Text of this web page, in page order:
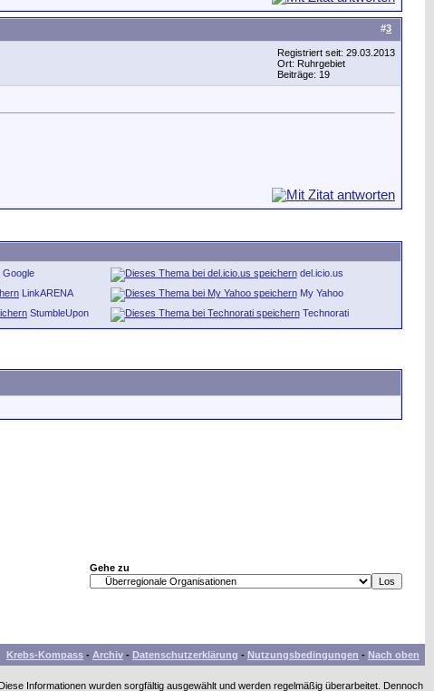
#3
Registriert seit: 29.03.2013
Ort: Ruhrgebiet
Beiträge: 19
Google
del.icio.us
LinkARENA
My Yahoo
StumbleUpon Technorati
Gehe zu
Krebs-Kompass - Archiv - Datenschutzerklärung - Nutzungsbedingungen - Nach oben
Informationen wurden sorgfältig ausgewählt und werden regelmäßig überarbeitet. Dennoch